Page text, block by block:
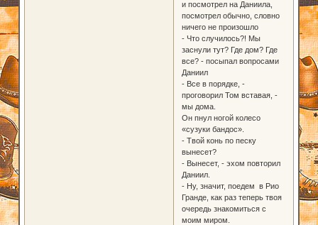
и посмотрел на Даниила,
посмотрел обычно, словно
ничего не произошло
- Что случилось?! Мы
заснули тут? Где дом? Где
все? - посыпал вопросами
Даниил
- Все в порядке, -
проговорил Том вставая, -
мы дома.
Он пнул ногой колесо
«сузуки бандос».
- Твой конь по песку
вынесет?
- Вынесет, - эхом повторил
Даниил.
- Ну, значит, поедем в Рио
Гранде, как раз теперь твоя
очередь знакомиться с
моим миром.